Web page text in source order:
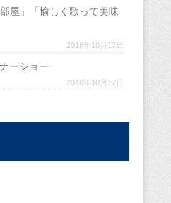
屋」「愉しく歌って美味
2016年10月17日
ーショー
2016年10月17日